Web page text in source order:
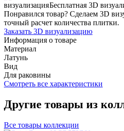
Бесплатная 3D
Понравился товар? Сделаем 3D
точный расчет количества плитки.
Заказать 3D визуализацию
Информация о товаре
Материал
Латунь
Вид
Для раковины
Смотреть все характеристики
Другие товары из
Все товары коллекции